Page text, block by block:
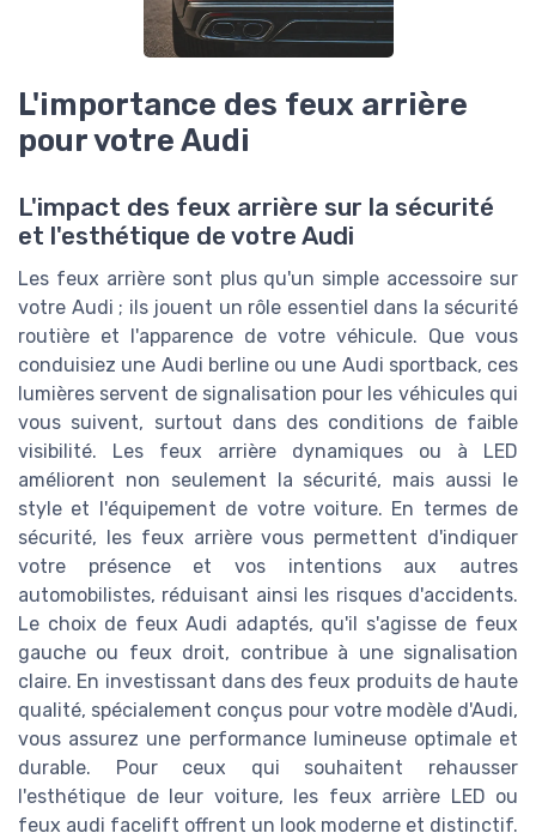
L'importance des feux arrière
pour votre Audi
L'impact des feux arrière sur la sécurité
et l'esthétique de votre Audi
Les feux arrière sont plus qu'un simple accessoire sur
votre Audi ; ils jouent un rôle essentiel dans la sécurité
routière et l'apparence de votre véhicule. Que vous
conduisiez une Audi berline ou une Audi sportback, ces
lumières servent de signalisation pour les véhicules qui
vous suivent, surtout dans des conditions de faible
visibilité. Les feux arrière dynamiques ou à LED
améliorent non seulement la sécurité, mais aussi le
style et l'équipement de votre voiture. En termes de
sécurité, les feux arrière vous permettent d'indiquer
votre présence et vos intentions aux autres
automobilistes, réduisant ainsi les risques d'accidents.
Le choix de feux Audi adaptés, qu'il s'agisse de feux
gauche ou feux droit, contribue à une signalisation
claire. En investissant dans des feux produits de haute
qualité, spécialement conçus pour votre modèle d'Audi,
vous assurez une performance lumineuse optimale et
durable. Pour ceux qui souhaitent rehausser
l'esthétique de leur voiture, les feux arrière LED ou
feux audi facelift offrent un look moderne et distinctif.